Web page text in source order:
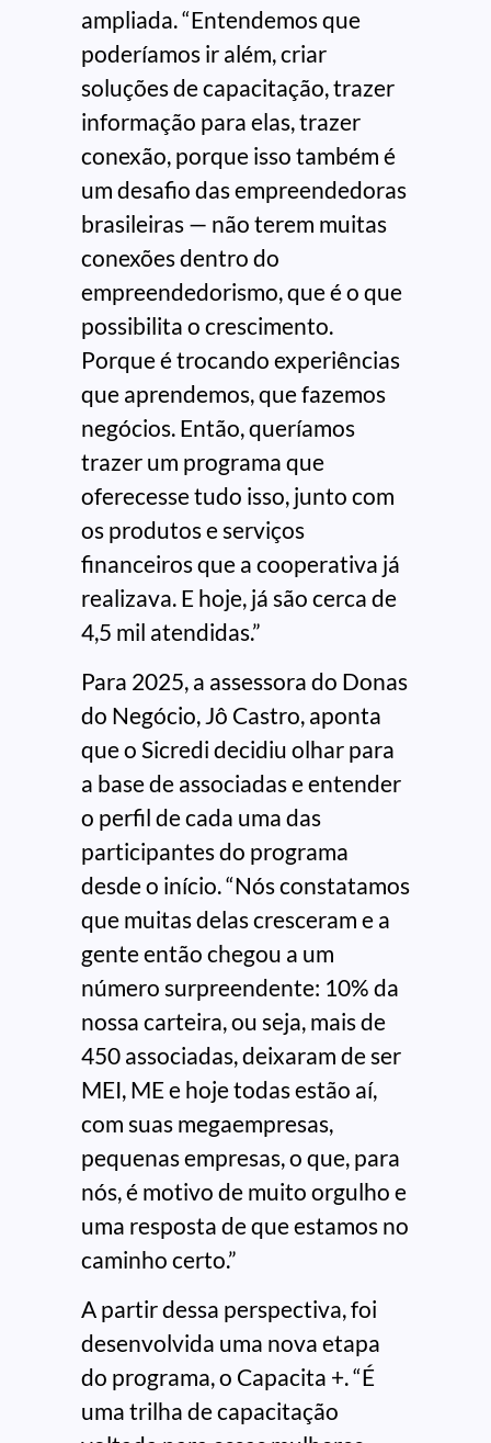
ampliada. “Entendemos que
poderíamos ir além, criar
soluções de capacitação, trazer
informação para elas, trazer
conexão, porque isso também é
um desafio das empreendedoras
brasileiras — não terem muitas
conexões dentro do
empreendedorismo, que é o que
possibilita o crescimento.
Porque é trocando experiências
que aprendemos, que fazemos
negócios. Então, queríamos
trazer um programa que
oferecesse tudo isso, junto com
os produtos e serviços
financeiros que a cooperativa já
realizava. E hoje, já são cerca de
4,5 mil atendidas.”
Para 2025, a assessora do Donas
do Negócio, Jô Castro, aponta
que o Sicredi decidiu olhar para
a base de associadas e entender
o perfil de cada uma das
participantes do programa
desde o início. “Nós constatamos
que muitas delas cresceram e a
gente então chegou a um
número surpreendente: 10% da
nossa carteira, ou seja, mais de
450 associadas, deixaram de ser
MEI, ME e hoje todas estão aí,
com suas megaempresas,
pequenas empresas, o que, para
nós, é motivo de muito orgulho e
uma resposta de que estamos no
caminho certo.”
A partir dessa perspectiva, foi
desenvolvida uma nova etapa
do programa, o Capacita +. “É
uma trilha de capacitação